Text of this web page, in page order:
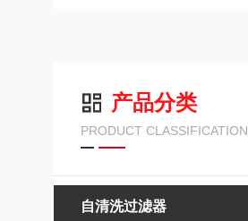
产品分类
PRODUCT CLASSIFICATION
自清洗过滤器